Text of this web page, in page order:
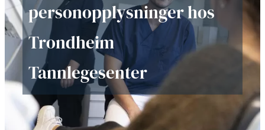
personopplysninger hos
Trondheim
Tannlegesenter